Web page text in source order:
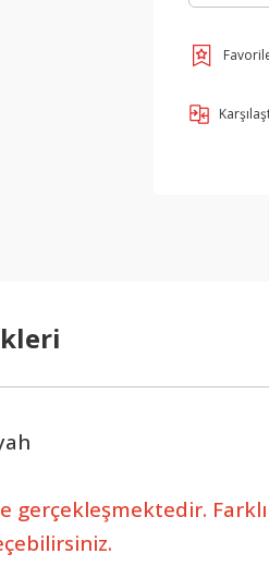
gerçekleşmektedir.